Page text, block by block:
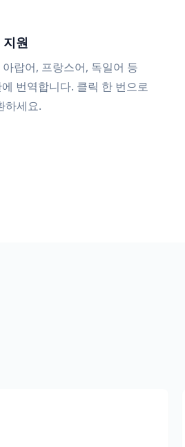
원
랍어, 프랑스어, 독일어 등
번역합니다. 클릭 한 번으로
하세요.